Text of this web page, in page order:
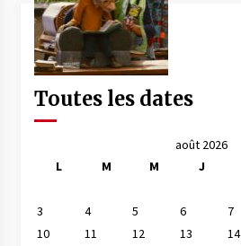
Toutes les dates
août 2026
L
M M J
3
4 5 6 7
10
11 12 13 14